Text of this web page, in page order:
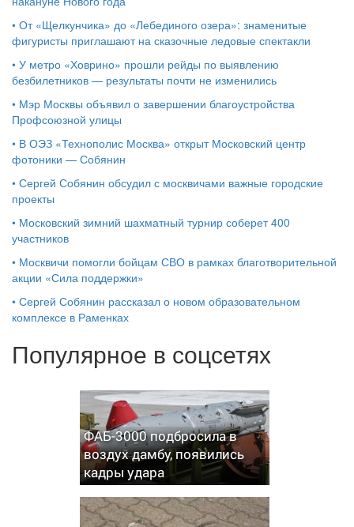
• От «Щелкунчика» до «Лебединого озера»: знаменитые
фигуристы приглашают на сказочные ледовые спектакли
• У метро «Ховрино» прошли рейды по выявлению
безбилетников — результаты почти не изменились
• Мэр Москвы объявил о завершении благоустройства
Профсоюзной улицы
• В ОЭЗ «Технополис Москва» открыт Московский центр
фотоники — Собянин
• Сергей Собянин обсудил с москвичами важные городские
проекты
• Московский зимний шахматный турнир соберет 400
участников
• Москвичи помогли бойцам СВО в рамках благотворительной
акции «Сила поддержки»
• Сергей Собянин рассказал о новом образовательном
комплексе в Раменках
Популярное в соцсетях
ФАБ-3000 подбросила в
воздух дамбу, появились
кадры удара